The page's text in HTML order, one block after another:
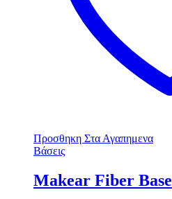
Προσθηκη Στα Αγαπημενα
Βάσεις
Makear Fiber Base